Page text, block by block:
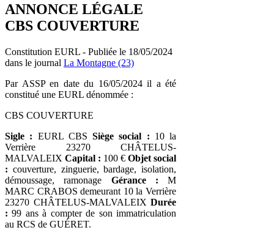
ANNONCE LÉGALE
CBS COUVERTURE
Constitution EURL - Publiée le 18/05/2024
dans le journal La Montagne (23)
Par ASSP en date du 16/05/2024 il a été
constitué une EURL dénommée :
CBS COUVERTURE
Sigle : EURL CBS Siège social : 10 la
Verrière 23270 CHÂTELUS-
MALVALEIX Capital : 100 € Objet social
: couverture, zinguerie, bardage, isolation,
démoussage, ramonage Gérance : M
MARC CRABOS demeurant 10 la Verrière
23270 CHÂTELUS-MALVALEIX Durée
: 99 ans à compter de son immatriculation
au RCS de GUÉRET.